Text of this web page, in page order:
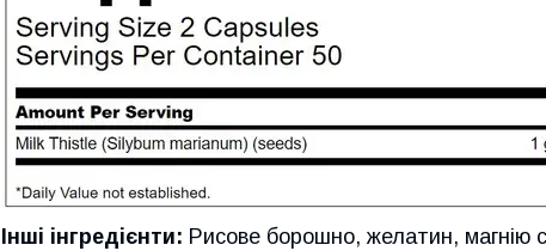
Інші інгредієнти: Рисове борошно, желатин, магнію